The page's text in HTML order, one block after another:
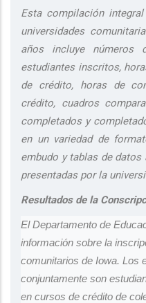
Esta compilación
universidades
años incluye
estudiantes inscritos,
de crédito, horas de
crédito, cuadros
completados y
en un variedad de
embudo y tablas de
presentadas por la
Resultados de la
El Departamento de
información sobre la
comunitarios de Iowa. Los
conjuntamente son
en cursos de crédito de